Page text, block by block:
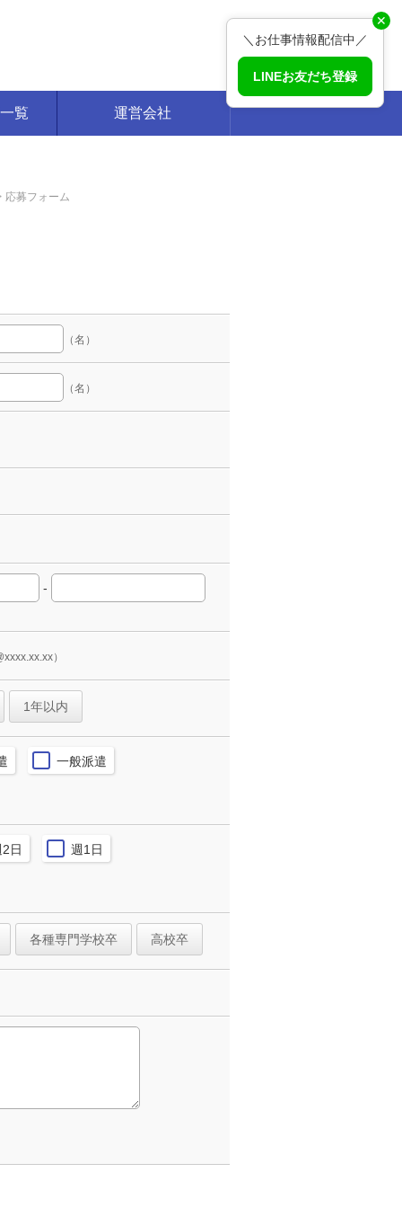
覧 運営会社
応募フォーム
（名）
（名）
-
）
1年以内
一般派遣
日 週1日
各種専門学校卒 高校卒
✕
＼お仕事情報配信中／
LINEお友だち登録